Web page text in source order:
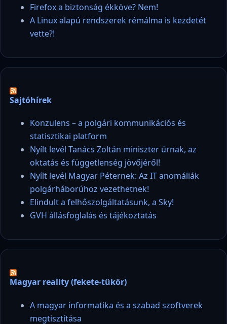
Firefox a biztonság ékköve? Nem!
A Linux alapú rendszerek rémálma is kezdetét
vette?!
Sajtóhírek
Konzulens – a polgári kommunikációs és
statisztikai platform
Nyílt levél Tanács Zoltán miniszter úrnak, az
oktatás és függetlenség jövőjéről!
Nyílt levél Magyar Péternek: Az IT anomáliák
polgárháborúhoz vezethetnek!
Elindult a felhőszolgáltatásunk, a Sky!
GVH állásfoglalás és tájékoztatás
Magyar reality (fekete-tükör)
A magyar informatika és a szabad szoftverek
megtisztítása